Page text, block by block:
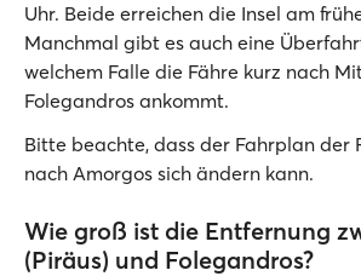
Uhr. Beide erreichen die Insel am
Manchmal gibt es auch eine
welchem Falle die Fähre kurz nach
Folegandros ankommt.
Bitte beachte, dass der Fahrplan der
nach Amorgos sich ändern kann.
Wie groß ist die Entfernung
(Piräus) und Folegandros?